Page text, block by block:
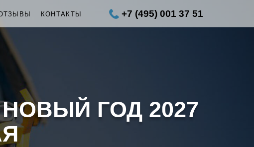
КОНТАКТЫ +7 (495) 001 37 51
ГОД 2027